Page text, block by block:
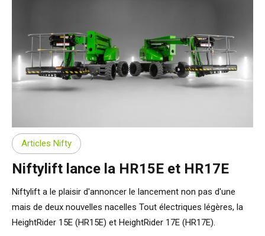
Articles Nifty
Niftylift lance la HR15E et HR17E
Niftylift a le plaisir d'annoncer le lancement non pas d'une
mais de deux nouvelles nacelles Tout électriques légères, la
HeightRider 15E (HR15E) et HeightRider 17E (HR17E).